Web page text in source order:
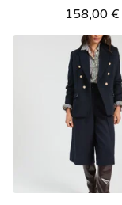
158,00 €